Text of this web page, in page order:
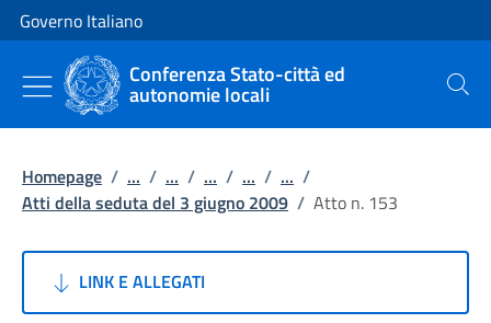
Vai al contenuto
Vai alla navigazione del sito
Governo Italiano
Conferenza Stato-città ed
autonomie locali Cerca
Homepage / ... / ... / ... / ... / ... /
Atti della seduta del 3 giugno 2009 / Atto n. 153
LINK E ALLEGATI